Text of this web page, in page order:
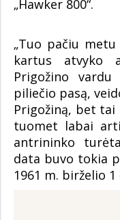
„Hawker 800“.
„Tuo pačiu
kartus atvyko
Prigožino vardu
piliečio pasą,
Prigožiną, bet tai
tuomet labai
antrininko
data buvo tokia
1961 m. birželio 1